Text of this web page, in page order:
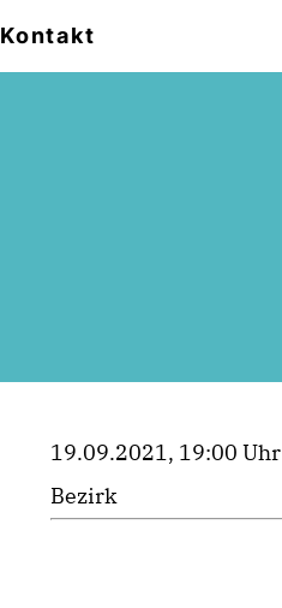
Kontakt
19.09.2021, 19:00 Uhr
Bezirk